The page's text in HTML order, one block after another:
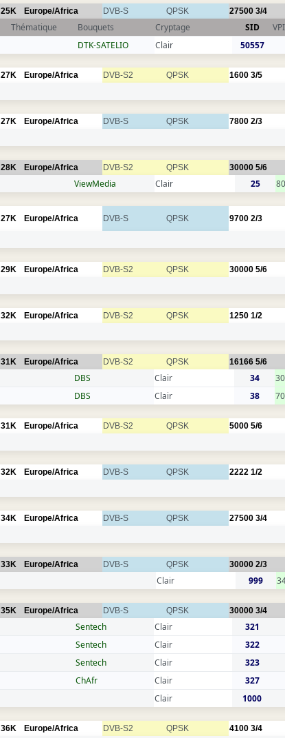
25K Europe/Africa DVB-S QPSK 27500 3/4
Thématique Bouquets Cryptage SID
DTK-SATELIO Clair 50557
27K Europe/Africa DVB-S2 QPSK 1600 3/5
27K Europe/Africa DVB-S QPSK 7800 2/3
28K Europe/Africa DVB-S2 QPSK 30000 5/6
ViewMedia Clair 25
27K Europe/Africa DVB-S QPSK 9700 2/3
29K Europe/Africa DVB-S2 QPSK 30000 5/6
32K Europe/Africa DVB-S2 QPSK 1250 1/2
31K Europe/Africa DVB-S2 QPSK 16166 5/6
DBS Clair 34
DBS Clair 38
31K Europe/Africa DVB-S2 QPSK 5000 5/6
32K Europe/Africa DVB-S QPSK 2222 1/2
34K Europe/Africa DVB-S QPSK 27500 3/4
33K Europe/Africa DVB-S QPSK 30000 2/3
Clair 999
35K Europe/Africa DVB-S QPSK 30000 3/4
Sentech Clair 321
Sentech Clair 322
Sentech Clair 323
ChAfr Clair 327
Clair 1000
36K Europe/Africa DVB-S2 QPSK 4100 3/4